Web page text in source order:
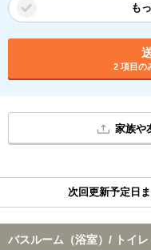
も
2 項目の
家族や
次回更新予定日
バスルーム（浴室）/ トイレ